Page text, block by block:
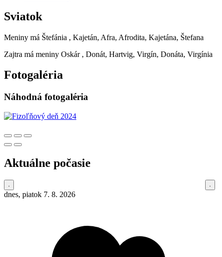
Sviatok
Meniny má Štefánia , Kajetán, Afra, Afrodita, Kajetána, Štefana
Zajtra má meniny Oskár , Donát, Hartvig, Virgín, Donáta, Virgínia
Fotogaléria
Náhodná fotogaléria
Aktuálne počasie
dnes, piatok 7. 8. 2026